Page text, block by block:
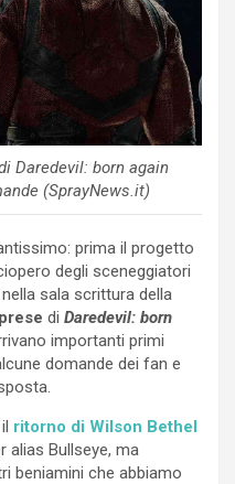
Daredevil: born again
(SprayNews.it)
prima il progetto
degli sceneggiatori
sala scrittura della
di Daredevil: born
importanti primi
domande dei fan e
ritorno di Wilson Bethel
alias Bullseye, ma
beniamini che abbiamo